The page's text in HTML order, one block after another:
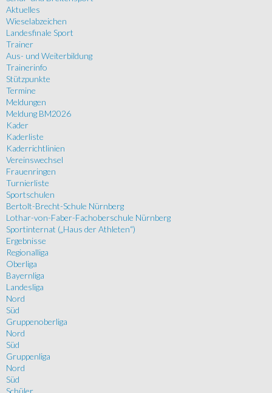
Aktuelles
Wieselabzeichen
Landesfinale Sport
Trainer
Aus- und Weiterbildung
Trainerinfo
Stützpunkte
Termine
Meldungen
Meldung BM2026
Kader
Kaderliste
Kaderrichtlinien
Vereinswechsel
Frauenringen
Turnierliste
Sportschulen
Bertolt-Brecht-Schule Nürnberg
Lothar-von-Faber-Fachoberschule Nürnberg
Sportinternat („Haus der Athleten“)
Ergebnisse
Regionalliga
Oberliga
Bayernliga
Landesliga
Nord
Süd
Gruppenoberliga
Nord
Süd
Gruppenliga
Nord
Süd
Schüler